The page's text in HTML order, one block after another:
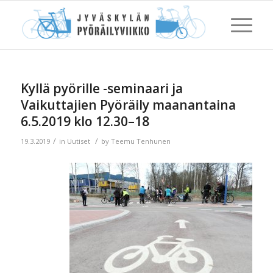
Kyllä pyörille -seminaari ja
Vaikuttajien Pyöräily maanantaina
6.5.2019 klo 12.30–18
19.3.2019 / in Uutiset / by Teemu Tenhunen